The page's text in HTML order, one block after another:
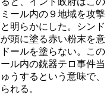
ール内の９地域を攻撃
明らかにした。シンド
頭に塗る赤い粉末を意
ールを塗らない。この
ル内の銃器テロ事件当
うするという意味で、
れる。